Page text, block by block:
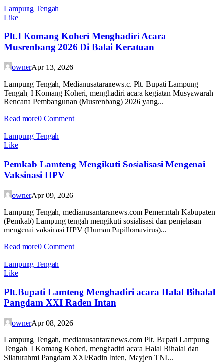
Lampung Tengah
Like
Plt.I Komang Koheri Menghadiri Acara
Musrenbang 2026 Di Balai Keratuan
ownerApr 13, 2026
Lampung Tengah, Medianusataranews.c. Plt. Bupati Lampung
Tengah, I Komang Koheri, menghadiri acara kegiatan Musyawarah
Rencana Pembangunan (Musrenbang) 2026 yang...
Read more0 Comment
Lampung Tengah
Like
Pemkab Lamteng Mengikuti Sosialisasi Mengenai
Vaksinasi HPV
ownerApr 09, 2026
Lampung Tengah, medianusantaranews.com Pemerintah Kabupaten
(Pemkab) Lampung tengah mengikuti sosialisasi dan penjelasan
mengenai vaksinasi HPV (Human Papillomavirus)...
Read more0 Comment
Lampung Tengah
Like
Plt.Bupati Lamteng Menghadiri acara Halal Bihalal
Pangdam XXI Raden Intan
ownerApr 08, 2026
Lampung Tengah, medianusantaranews.com Plt. Bupati Lampung
Tengah, I Komang Koheri, menghadiri acara Halal Bihalal dan
Silaturahmi Pangdam XXI/Radin Inten, Mayjen TNI...